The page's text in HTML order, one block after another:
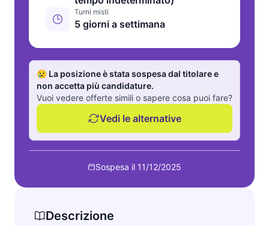
Turni misti
5 giorni a settimana
😢 La posizione è stata sospesa dal titolare e
non accetta più candidature.
Vuoi vedere offerte simili o sapere cosa puoi fare?
Vedi le alternative
Sospesa il 11/12/2025
Descrizione